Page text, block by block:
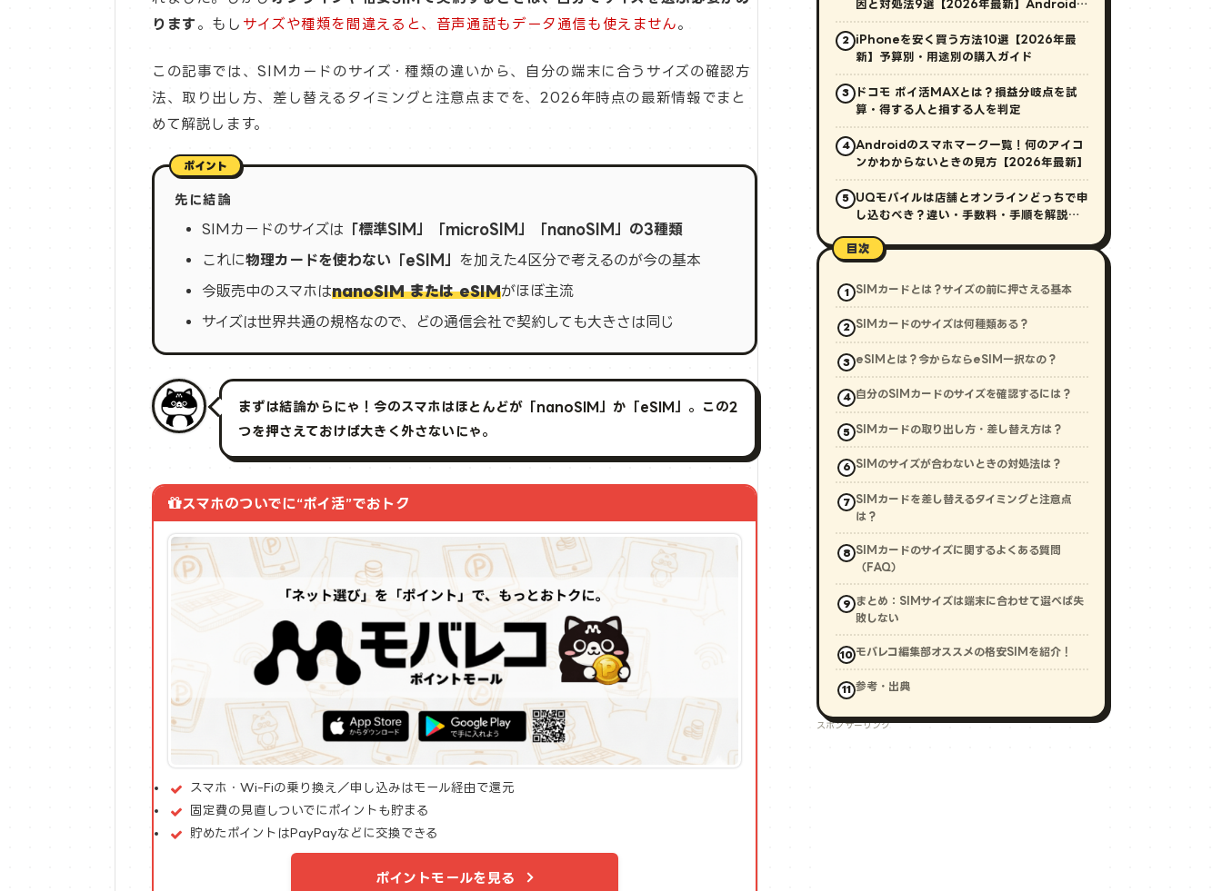
ります 。もし サイズや種類を間違えると、音声通話もデータ通信も使えません。
この記事では、SIMカードのサイズ・種類の違いから、自分の端末に合うサイズの確認方
法、取り出し方、差し替えるタイミングと注意点までを、2026年時点の最新情報でまと
めて解説します。
先に結論
SIMカードのサイズは 「標準SIM」「microSIM」「nanoSIM」の3種類
これに物理カードを使わない「eSIM」 を加えた4区分で考えるのが今の基本
今販売中のスマホはnanoSIM または eSIMがほぼ主流
サイズは世界共通の規格なので、どの通信会社で契約しても大きさは同じ
まずは結論からにゃ！今のスマホはほとんどが「nanoSIM」か「eSIM」。この2
つを押さえておけば大きく外さないにゃ。
スマホのついでに“ポイ活”でおトク
スマホ・Wi-Fiの乗り換え／申し込みはモール経由で還元
固定費の見直しついでにポイントも貯まる
貯めたポイントはPayPayなどに交換できる
ポイントモールを見る
因と対処法9選【2026年最新】Android・
iPhone対応
2
iPhoneを安く買う方法10選【2026年最
新】予算別・用途別の購入ガイド
3
ドコモ ポイ活MAXとは？損益分岐点を試
算・得する人と損する人を判定
4
Androidのスマホマーク一覧！何のアイコ
ンかわからないときの見方【2026年最新】
5
UQモバイルは店舗とオンラインどっちで申
し込むべき？違い・手数料・手順を解説
目次
SIMカードとは？サイズの前に押さえる基本
SIMカードのサイズは何種類ある？
eSIMとは？今からならeSIM一択なの？
自分のSIMカードのサイズを確認するには？
SIMカードの取り出し方・差し替え方は？
SIMのサイズが合わないときの対処法は？
SIMカードを差し替えるタイミングと注意点
は？
SIMカードのサイズに関するよくある質問
（FAQ）
まとめ：SIMサイズは端末に合わせて選べば失
敗しない
モバレコ編集部オススメの格安SIMを紹介！
参考・出典
スポンサーリンク